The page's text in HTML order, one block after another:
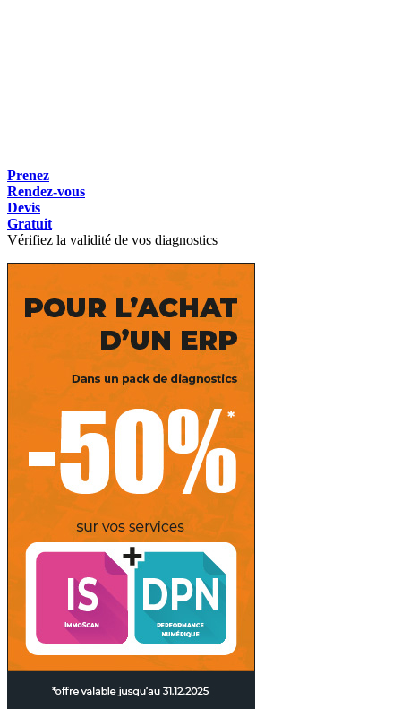
Prenez
Rendez-vous
Devis
Gratuit
Vérifiez la validité de vos diagnostics